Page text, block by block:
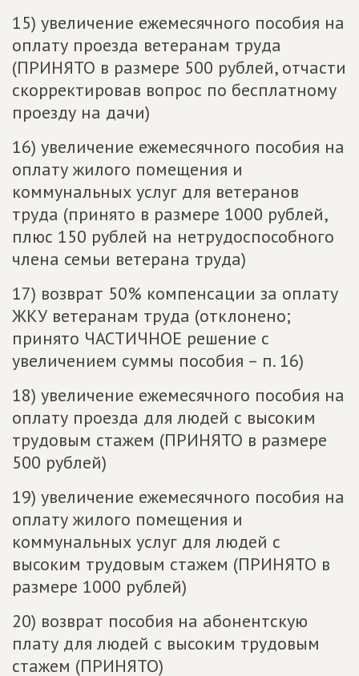
15) увеличение ежемесячного пособия на
оплату проезда ветеранам труда
(ПРИНЯТО в размере 500 рублей, отчасти
скорректировав вопрос по бесплатному
проезду на дачи)
16) увеличение ежемесячного пособия на
оплату жилого помещения и
коммунальных услуг для ветеранов
труда (принято в размере 1000 рублей,
плюс 150 рублей на нетрудоспособного
члена семьи ветерана труда)
17) возврат 50% компенсации за оплату
ЖКУ ветеранам труда (отклонено;
принято ЧАСТИЧНОЕ решение с
увеличением суммы пособия – п. 16)
18) увеличение ежемесячного пособия на
оплату проезда для людей с высоким
трудовым стажем (ПРИНЯТО в размере
500 рублей)
19) увеличение ежемесячного пособия на
оплату жилого помещения и
коммунальных услуг для людей с
высоким трудовым стажем (ПРИНЯТО в
размере 1000 рублей)
20) возврат пособия на абонентскую
плату для людей с высоким трудовым
стажем (ПРИНЯТО)